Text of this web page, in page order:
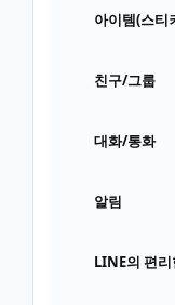
아이템(스티
친구/그룹
대화/통화
알림
LINE의 편